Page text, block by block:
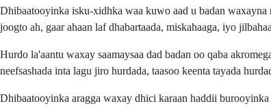
Dhibaatooyinka isku-xidhka waa kuwo aad u badan
joogto ah, gaar ahaan laf dhabartaada, miskahaaga, iyo
Hurdo la'aantu waxay saamaysaa dad badan oo qaba
neefsashada inta lagu jiro hurdada, taasoo keenta tayada
Dhibaatooyinka aragga waxay dhici karaan haddii burooyinka